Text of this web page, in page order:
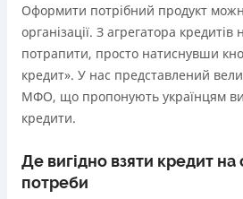
на будь-яку картку іншого банку
здійснюється миттєво через
Максимальний кредитний ліміт
оформленні картки (до 50 000
доході)
Зручний додаток для
необхідності спілкуватися з
Строк користування кредитним
Оформити потрібний продукт
організації. З агрегатора кредитів
потрапити, просто натиснувши
кредит». У нас представлений
МФО, що пропонують українцям
кредити.
Де вигідно взяти кредит на
потреби